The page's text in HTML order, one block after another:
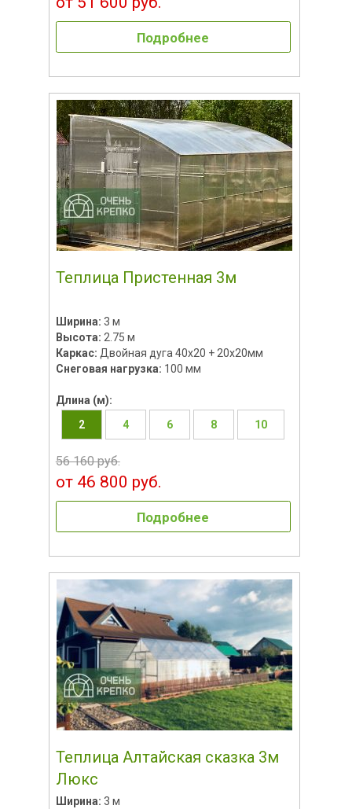
Подробнее
Теплица Пристенная 3м
Ширина: 3 м
Высота: 2.75 м
Каркас: Двойная дуга 40х20 + 20х20мм
Снеговая нагрузка: 100 мм
Длина (м):
2
4 6 8 10
56 160 руб.
от 46 800 руб.
Подробнее
Теплица Алтайская сказка 3м
Люкс
Ширина: 3 м